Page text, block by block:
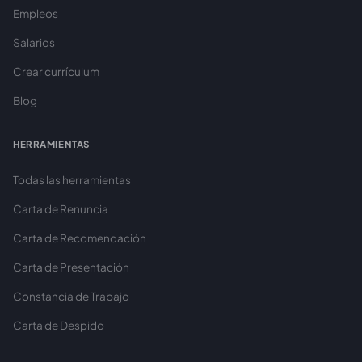
Empleos
Salarios
Crear currículum
Blog
HERRAMIENTAS
Todas las herramientas
Carta de Renuncia
Carta de Recomendación
Carta de Presentación
Constancia de Trabajo
Carta de Despido